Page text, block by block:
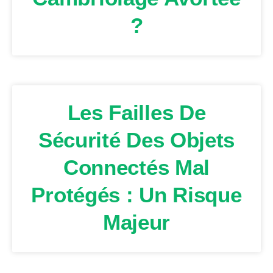
?
Les Failles De
Sécurité Des Objets
Connectés Mal
Protégés : Un Risque
Majeur